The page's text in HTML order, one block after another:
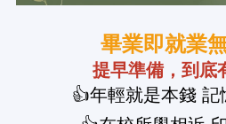
畢業即就業
提早準備，到底
👍年輕就是本錢 記